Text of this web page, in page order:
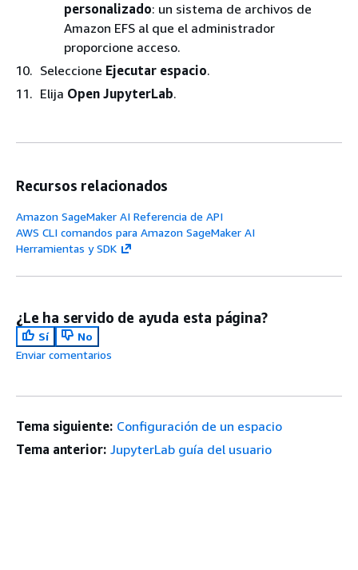
personalizado: un sistema de archivos de
Amazon EFS al que el administrador
proporcione acceso.
Seleccione Ejecutar espacio.
Elija Open JupyterLab.
Recursos relacionados
Amazon SageMaker AI Referencia de API
AWS CLI comandos para Amazon SageMaker AI
Herramientas y SDK
¿Le ha servido de ayuda esta página?
Sí
No
Enviar comentarios
Tema siguiente: Configuración de un espacio
Tema anterior: JupyterLab guía del usuario